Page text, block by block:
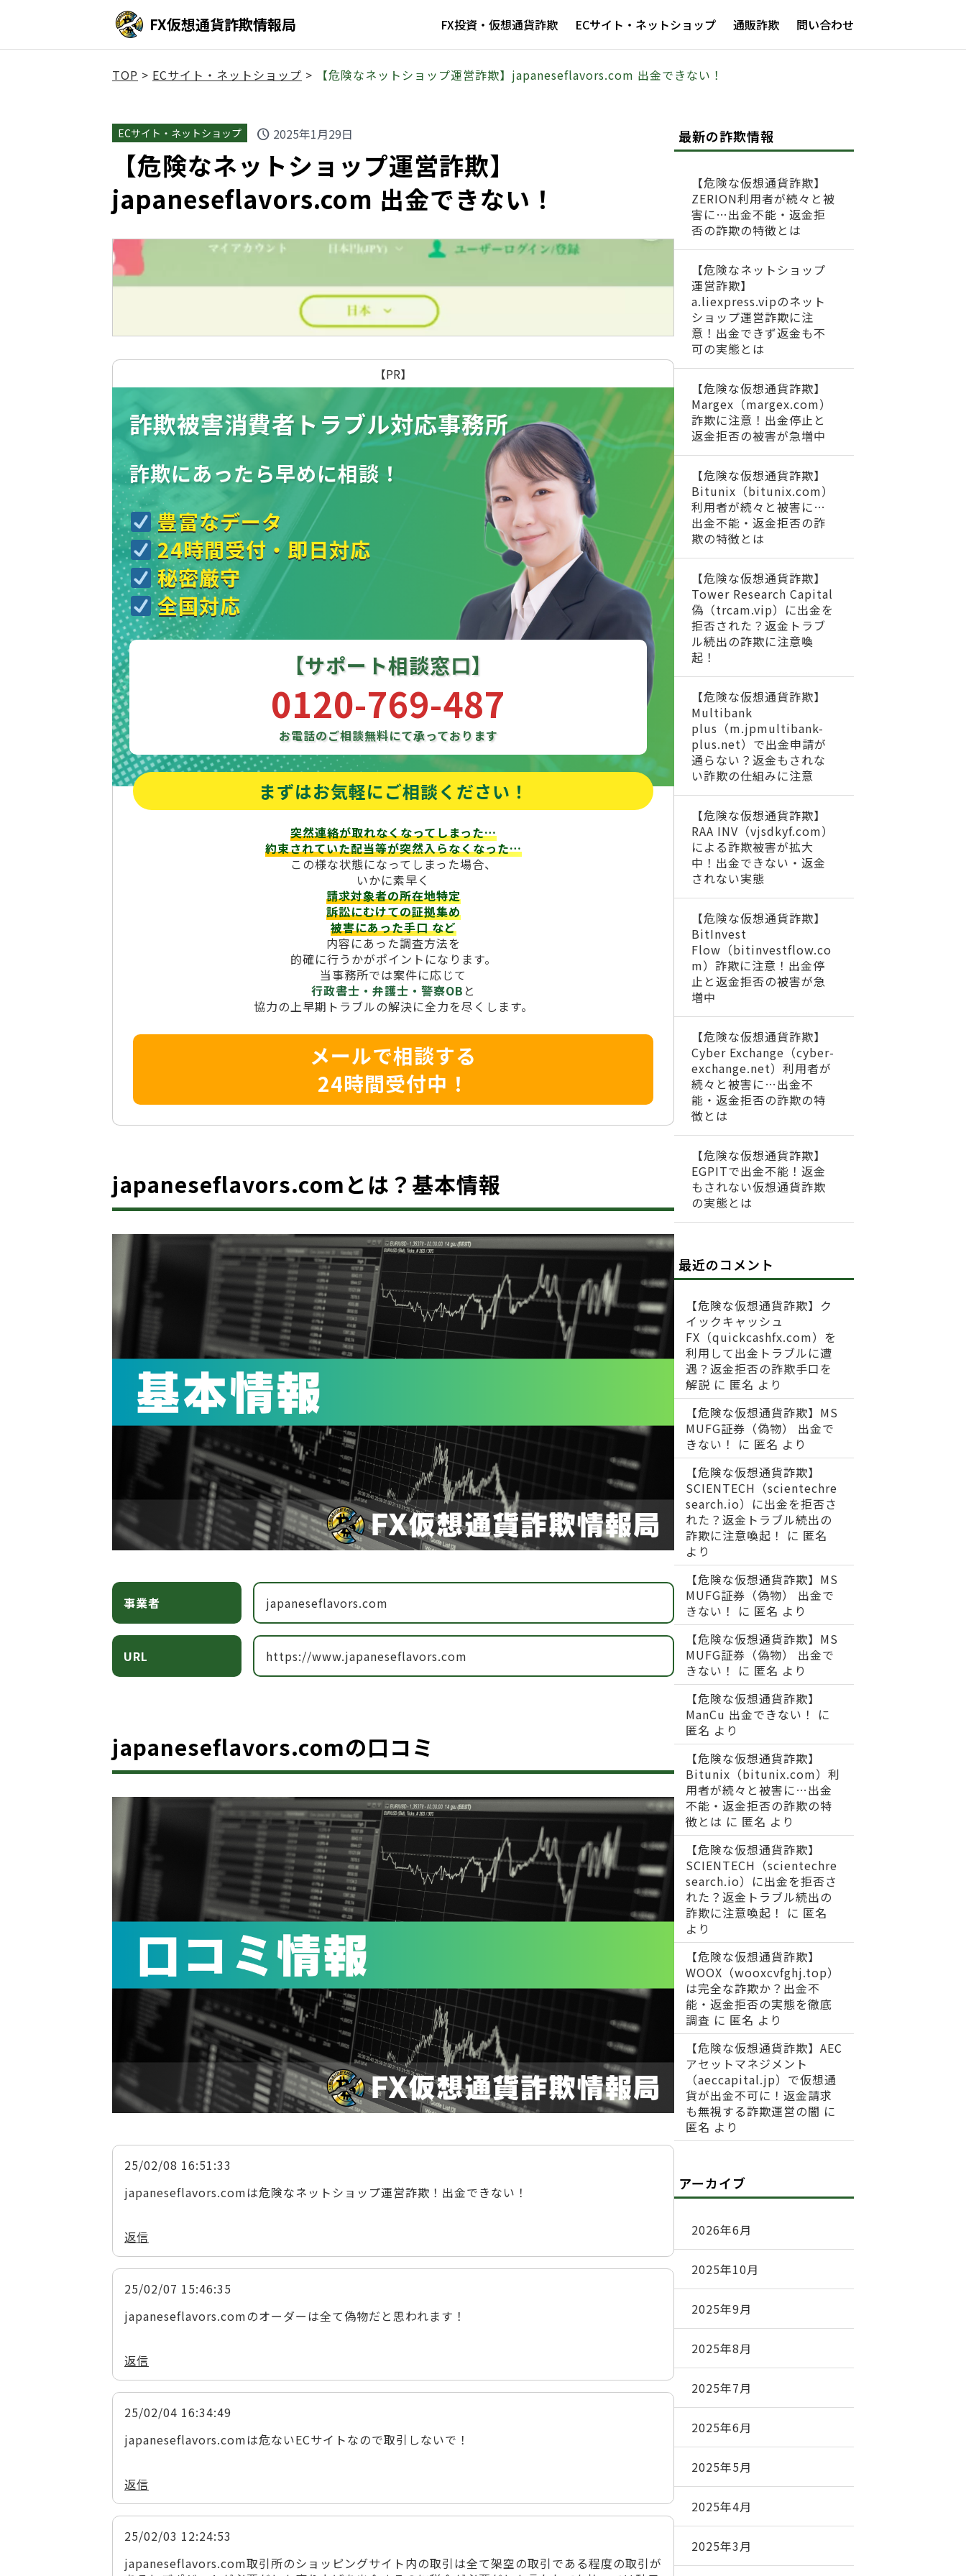
FX仮想通貨詐欺情報局 FX投資・仮想通貨詐欺 ECサイト・ネットショップ 通販詐欺 問い合わせ
TOP > ECサイト・ネットショップ > 【危険なネットショップ運営詐欺】japaneseflavors.com 出金できない！
ECサイト・ネットショップ schedule 2025年1月29日
【危険なネットショップ運営詐欺】
japaneseflavors.com 出金できない！
【PR】
詐欺被害消費者トラブル対応事務所
詐欺にあったら早めに相談！
豊富なデータ
24時間受付・即日対応
秘密厳守
全国対応
【サポート相談窓口】
0120-769-487
お電話のご相談無料にて承っております
まずはお気軽にご相談ください！
突然連絡が取れなくなってしまった…
約束されていた配当等が突然入らなくなった…
この様な状態になってしまった場合、
いかに素早く
請求対象者の所在地特定
訴訟にむけての証拠集め
被害にあった手口など
内容にあった調査方法を
的確に行うかがポイントになります。
当事務所では案件に応じて
行政書士・弁護士・警察OB と
協力の上早期トラブルの解決に全力を尽くします。
メールで相談する
24時間受付中！
japaneseflavors.comとは？基本情報
事業者 japaneseflavors.com
URL https://www.japaneseflavors.com
japaneseflavors.comの口コミ
25/02/08 16:51:33
japaneseflavors.comは危険なネットショップ運営詐欺！出金できない！
返信
25/02/07 15:46:35
japaneseflavors.comのオーダーは全て偽物だと思われます！
返信
25/02/04 16:34:49
japaneseflavors.comは危ないECサイトなので取引しないで！
返信
25/02/03 12:24:53
japaneseflavors.com取引所のショッピングサイト内の取引は全て架空の取引である程度の取引が
最新の詐欺情報
【危険な仮想通貨詐欺】
ZERION利用者が続々と被
害に…出金不能・返金拒
否の詐欺の特徴とは
【危険なネットショップ
運営詐欺】
a.liexpress.vipのネット
ショップ運営詐欺に注
意！出金できず返金も不
可の実態とは
【危険な仮想通貨詐欺】
Margex（margex.com）
詐欺に注意！出金停止と
返金拒否の被害が急増中
【危険な仮想通貨詐欺】
Bitunix（bitunix.com）
利用者が続々と被害に…
出金不能・返金拒否の詐
欺の特徴とは
【危険な仮想通貨詐欺】
Tower Research Capital
偽（trcam.vip）に出金を
拒否された？返金トラブ
ル続出の詐欺に注意喚
起！
【危険な仮想通貨詐欺】
Multibank
plus（m.jpmultibank-
plus.net）で出金申請が
通らない？返金もされな
い詐欺の仕組みに注意
【危険な仮想通貨詐欺】
RAA INV（vjsdkyf.com）
による詐欺被害が拡大
中！出金できない・返金
されない実態
【危険な仮想通貨詐欺】
BitInvest
Flow（bitinvestflow.co
m）詐欺に注意！出金停
止と返金拒否の被害が急
増中
【危険な仮想通貨詐欺】
Cyber Exchange（cyber-
exchange.net）利用者が
続々と被害に…出金不
能・返金拒否の詐欺の特
徴とは
【危険な仮想通貨詐欺】
EGPITで出金不能！返金
もされない仮想通貨詐欺
の実態とは
最近のコメント
【危険な仮想通貨詐欺】ク
イックキャッシュ
FX（quickcashfx.com）を
利用して出金トラブルに遭
遇？返金拒否の詐欺手口を
解説 に 匿名 より
【危険な仮想通貨詐欺】MS
MUFG証券（偽物） 出金で
きない！
に 匿名 より
【危険な仮想通貨詐欺】
SCIENTECH（scientechre
search.io）に出金を拒否さ
れた？返金トラブル続出の
詐欺に注意喚起！
に 匿名
より
【危険な仮想通貨詐欺】MS
MUFG証券（偽物） 出金で
きない！
に 匿名 より
【危険な仮想通貨詐欺】MS
MUFG証券（偽物） 出金で
きない！
に 匿名 より
【危険な仮想通貨詐欺】
ManCu 出金できない！
に
匿名 より
【危険な仮想通貨詐欺】
Bitunix（bitunix.com）利
用者が続々と被害に…出金
不能・返金拒否の詐欺の特
徴とは に 匿名 より
【危険な仮想通貨詐欺】
SCIENTECH（scientechre
search.io）に出金を拒否さ
れた？返金トラブル続出の
詐欺に注意喚起！
に 匿名
より
【危険な仮想通貨詐欺】
WOOX（wooxcvfghj.top）
は完全な詐欺か？出金不
能・返金拒否の実態を徹底
調査 に 匿名 より
【危険な仮想通貨詐欺】AEC
アセットマネジメント
（aeccapital.jp）で仮想通
貨が出金不可に！返金請求
も無視する詐欺運営の闇 に
匿名 より
アーカイブ
2026年6月
2025年10月
2025年9月
2025年8月
2025年7月
2025年6月
2025年5月
2025年4月
2025年3月